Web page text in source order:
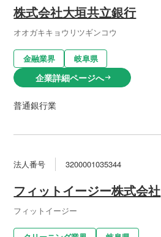
株式会社大垣共立銀行
オオガキキョウリツギンコウ
金融業界 岐阜県
企業詳細ページへarrow_right_alt
普通銀行業
法人番号 3200001035344
フィットイージー株式会社
フィットイージー